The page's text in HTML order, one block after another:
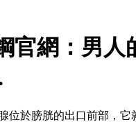
官網：男人
位於膀胱的出口前部，